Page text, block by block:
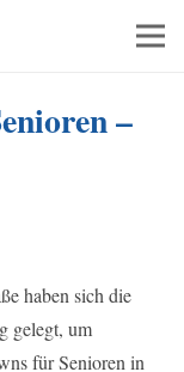
–
haben sich die
gelegt, um
für Senioren in